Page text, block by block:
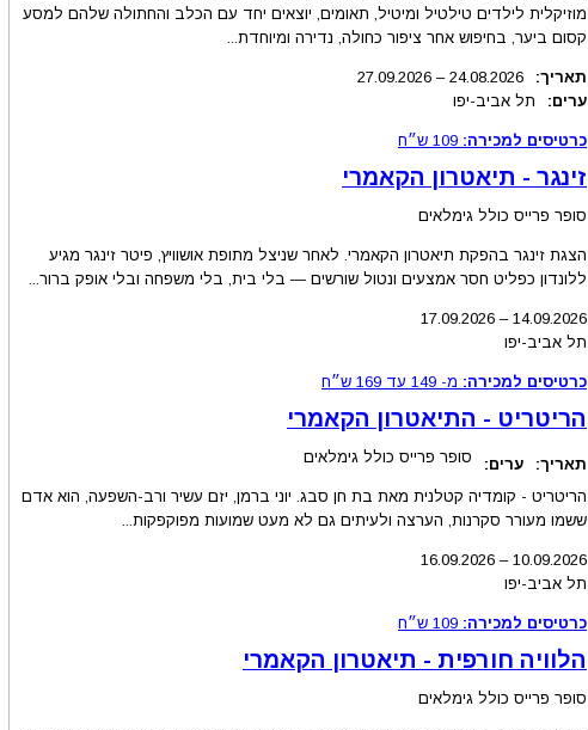
מוזיקלית לילדים טילטיל ומיטיל, תאומים, יוצאים יחד עם הכלב והחתולה שלהם למסע
קסום ביער, בחיפוש אחר ציפור כחולה, נדירה ומיוחדת...
תאריך: 24.08.2026
–
27.09.2026
ערים:
תל אביב-יפו
כרטיסים למכירה: 109 ש״ח
זינגר - תיאטרון הקאמרי
סופר פרייס כולל גימלאים
הצגת זינגר בהפקת תיאטרון הקאמרי. לאחר שניצל מתופת אושוויץ, פיטר זינגר מגיע
ללונדון כפליט חסר אמצעים ונטול שורשים — בלי בית, בלי משפחה ובלי אופק ברור...
תאריך:
14.09.2026
–
17.09.2026
ערים:
תל אביב-יפו
כרטיסים למכירה: מ- 149 עד 169 ש״ח
הריטריט - התיאטרון הקאמרי
סופר פרייס כולל גימלאים
הריטריט - קומדיה קטלנית מאת בת חן סבג. יוני ברמן, יזם עשיר ורב-השפעה, הוא אדם
ששמו מעורר סקרנות, הערצה ולעיתים גם לא מעט שמועות מפוקפקות...
10.09.2026
–
16.09.2026
תל אביב-יפו
כרטיסים למכירה: 109 ש״ח
הלוויה חורפית - תיאטרון הקאמרי
סופר פרייס כולל גימלאים